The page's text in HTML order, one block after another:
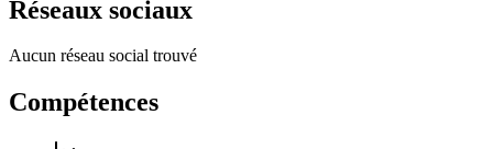
Réseaux sociaux
Aucun réseau social trouvé
Compétences